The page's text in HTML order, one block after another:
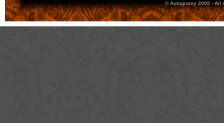
© Autogramy 2009 -